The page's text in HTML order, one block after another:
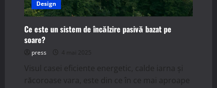
Design
Ce este un sistem de încălzire pasivă bazat pe
soare?
press 4 mai 2025
Visul casei eficiente energetic, calde iarna și
răcoroase vara, este din ce în ce mai aproape